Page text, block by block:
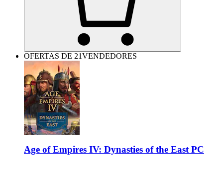
OFERTAS DE 21VENDEDORES
Age of Empires IV: Dynasties of the East PC